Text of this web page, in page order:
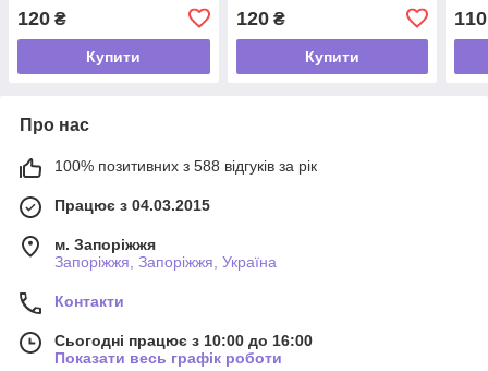
120 ₴
Купити
120₴
Купити
110
Про нас
100% позитивних з 588 відгуків за рік
Працює з 04.03.2015
м. Запоріжжя
Запоріжжя, Запоріжжя, Україна
Контакти
Сьогодні працює з 10:00 до 16:00
Показати весь графік роботи